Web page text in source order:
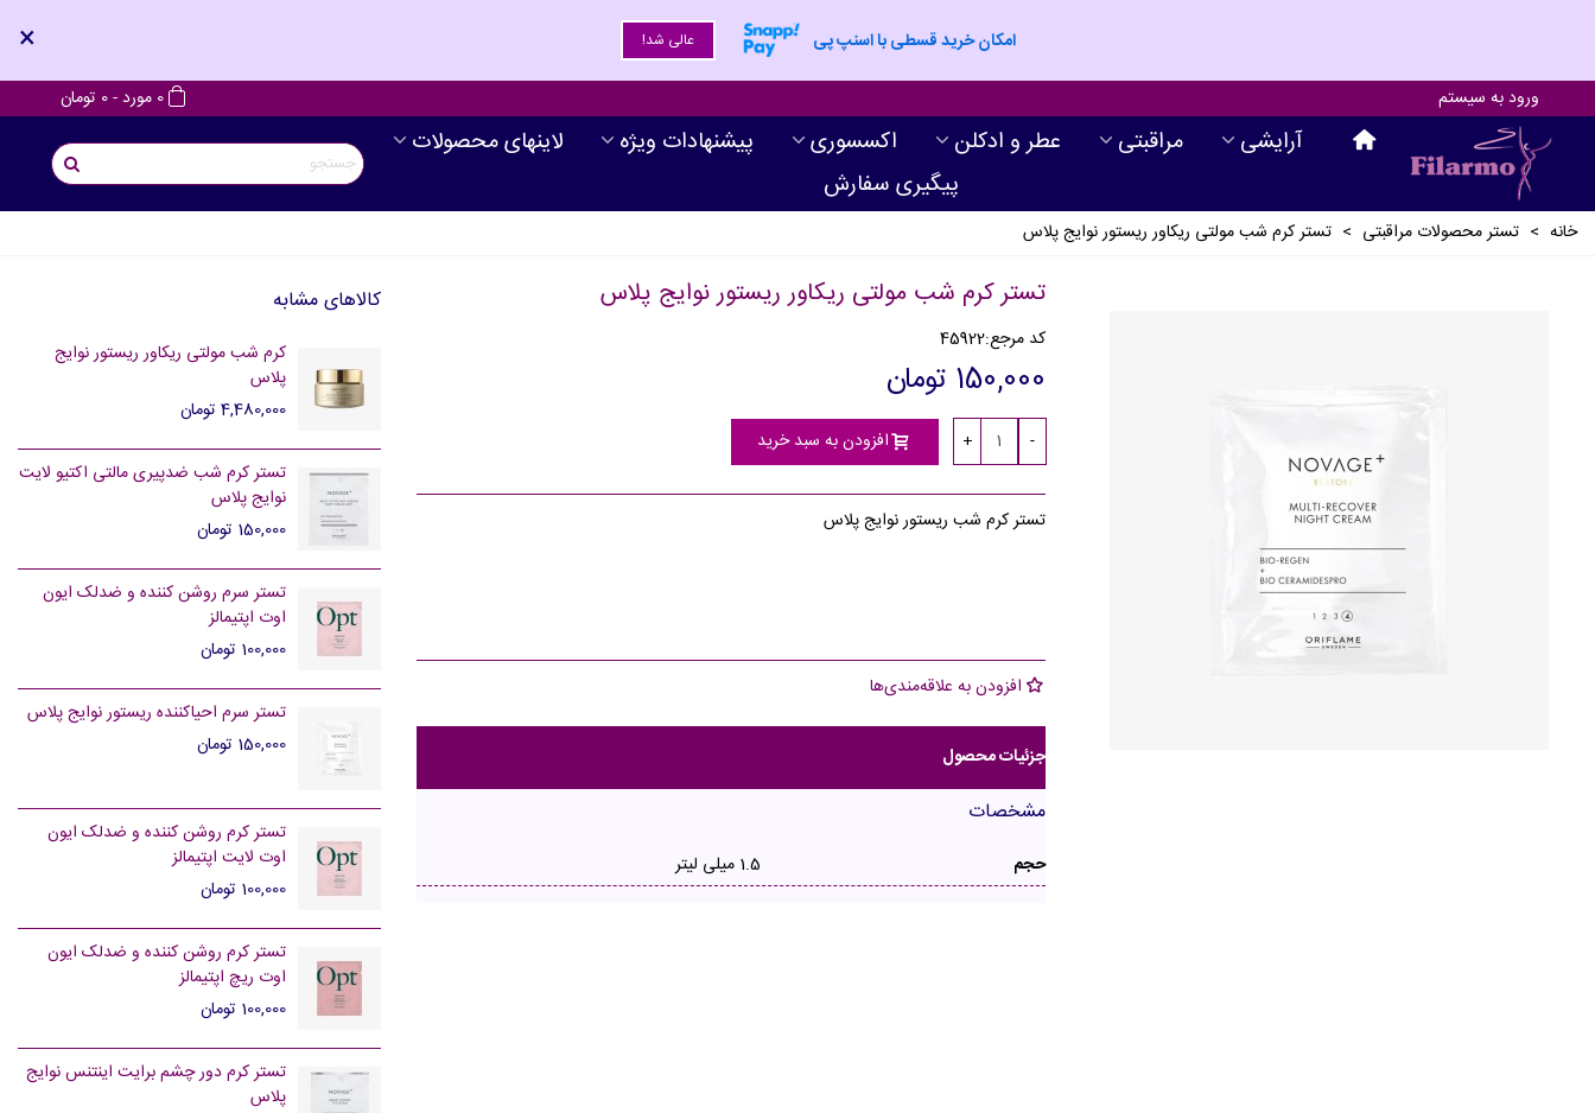
امکان خرید قسطی با اسنپ پی عالی شد! ×
ورود به سیستم 0 مورد-0 تومان
آرايشی مراقبتی عطر و ادکلن اکسسوری پیشنهادات ویژه
لاینهای محصولات
پیگیری سفارش
خانه > تستر محصولات مراقبتی > تستر کرم شب مولتی ریکاور ریستور نوایج پلاس
تستر کرم شب مولتی ریکاور ریستور نوایج پلاس
کد مرجع:45922
150,000 تومان
-
+ افزودن به سبد خرید
تستر کرم شب ریستور نوایج پلاس
افزودن به علاقه‌مندی‌ها
جزئیات محصول
مشخصات
حجم 1.5 میلی لیتر
کالاهای مشابه
کرم شب مولتی ریکاور ریستور نوایج
پلاس
4,480,000 تومان
تستر کرم شب ضدپیری مالتی اکتیو لایت
نوایج پلاس
150,000 تومان
تستر سرم روشن کننده و ضدلک ایون
اوت اپتیمالز
100,000 تومان
تستر سرم احیاکننده ریستور نوایج پلاس
150,000 تومان
تستر کرم روشن کننده و ضدلک ایون
اوت لایت اپتیمالز
100,000 تومان
تستر کرم روشن کننده و ضدلک ایون
اوت ریچ اپتیمالز
100,000 تومان
تستر کرم دور چشم برایت اینتنس نوایج
پلاس